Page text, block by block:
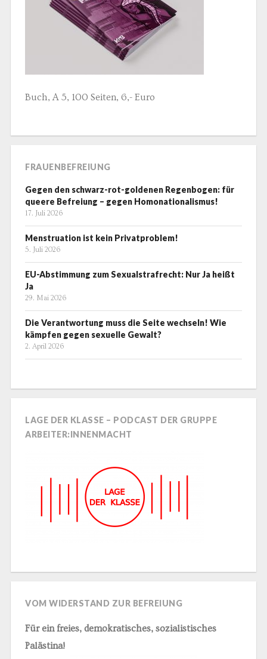
Buch, A 5, 100 Seiten, 6,- Euro
FRAUENBEFREIUNG
Gegen den schwarz-rot-goldenen Regenbogen: für
queere Befreiung – gegen Homonationalismus!
17. Juli 2026
Menstruation ist kein Privatproblem!
5. Juli 2026
EU-Abstimmung zum Sexualstrafrecht: Nur Ja heißt
Ja
29. Mai 2026
Die Verantwortung muss die Seite wechseln! Wie
kämpfen gegen sexuelle Gewalt?
2. April 2026
LAGE DER KLASSE – PODCAST DER GRUPPE
ARBEITER:INNENMACHT
VOM WIDERSTAND ZUR BEFREIUNG
Für ein freies, demokratisches, sozialistisches
Palästina!